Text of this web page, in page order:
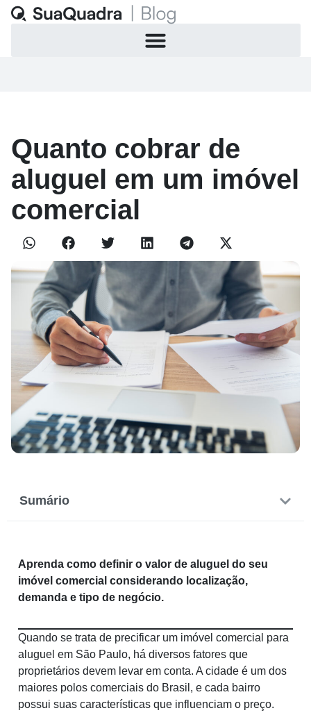
Quanto cobrar de
aluguel em um imóvel
comercial
Sumário
Aprenda como definir o valor de aluguel do seu
imóvel comercial considerando localização,
demanda e tipo de negócio.
Quando se trata de precificar um imóvel comercial para
aluguel em São Paulo, há diversos fatores que
proprietários devem levar em conta. A cidade é um dos
maiores polos comerciais do Brasil, e cada bairro
possui suas características que influenciam o preço.